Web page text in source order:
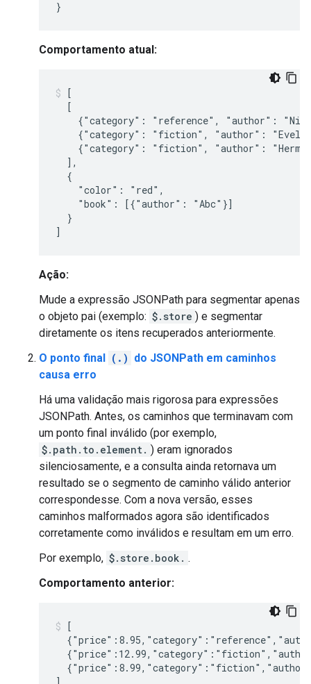
Comportamento atual:
[
  [
{"category": "reference", "author":
{"category": "fiction", "author":
{"category": "fiction", "author":
  ],
  {
    "color": "red",
    "book": [{"author": "Abc"}]
  }
Ação:
Mude a expressão JSONPath para segmentar apenas
o objeto pai (exemplo: $.store ) e segmentar
diretamente os itens recuperados anteriormente.
O ponto final (.) do JSONPath em caminhos
causa erro
Há uma validação mais rigorosa para expressões
JSONPath. Antes, os caminhos que terminavam com
um ponto final inválido (por exemplo,
$.path.to.element. ) eram ignorados
silenciosamente, e a consulta ainda retornava um
resultado se o segmento de caminho válido anterior
correspondesse. Com a nova versão, esses
caminhos malformados agora são identificados
corretamente como inválidos e resultam em um erro.
Por exemplo, $.store.book. .
Comportamento anterior:
[